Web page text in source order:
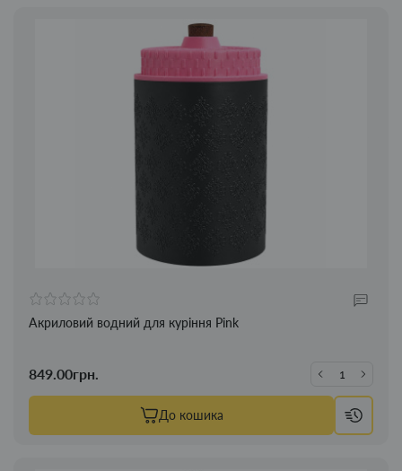
Акриловий водний для куріння Pink
849.00грн.
До кошика